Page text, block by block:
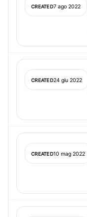
CREATED7 ago 2022
CREATED24 giu 2022
CREATED10 mag 2022